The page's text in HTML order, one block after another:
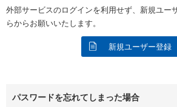
外部サービスのログインを利用せず、新規ユー
らからお願いいたします。
新規ユーザー登録
パスワードを忘れてしまった場合